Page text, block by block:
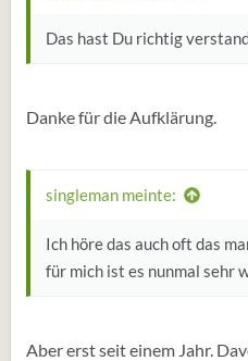
Das hast Du richtig
Danke für die Aufklärung.
singleman meinte:
Ich höre das auch oft das
für mich ist es nunmal sehr
Aber erst seit einem Jahr.